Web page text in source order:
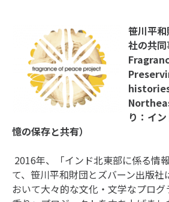
笹川平
社の共
り：イ
憶の保存と共有）
2016年、「インド北東部に係る情
て、笹川平和財団とズバーン出版社
おいて大々的な文化・文学なプロ